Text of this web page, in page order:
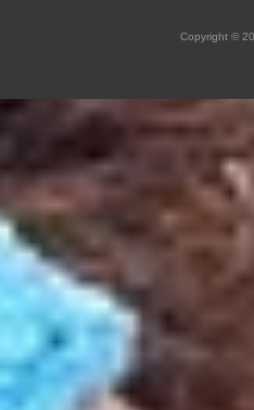
Copyright ©